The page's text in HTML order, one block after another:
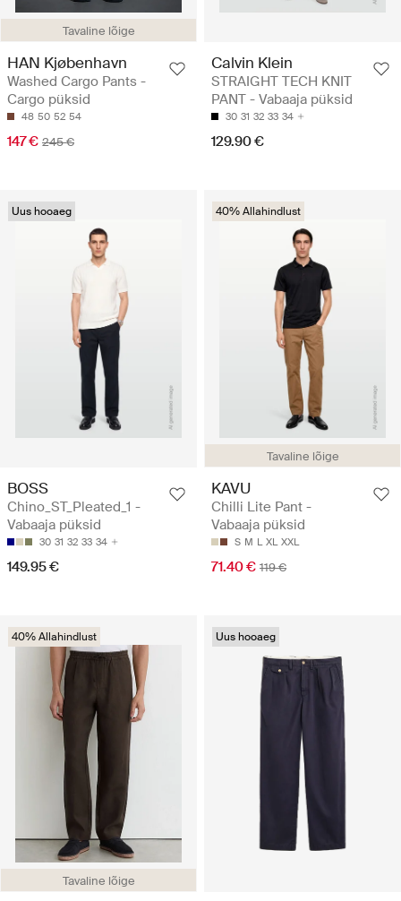
Tavaline lõige
HAN Kjøbenhavn
Washed Cargo Pants -
Cargo püksid
48 50 52 54
147 € 245 €
Calvin Klein
STRAIGHT TECH KNIT
PANT - Vabaaja püksid
30 31 32 33 34
129.90 €
Uus hooaeg
BOSS
Chino_ST_Pleated_1 -
Vabaaja püksid
30 31 32 33 34
149.95 €
Tavaline lõige
40% Allahindlust
KAVU
Chilli Lite Pant -
Vabaaja püksid
S M L XL XXL
71.40 € 119 €
Tavaline lõige
40% Allahindlust Uus hooaeg